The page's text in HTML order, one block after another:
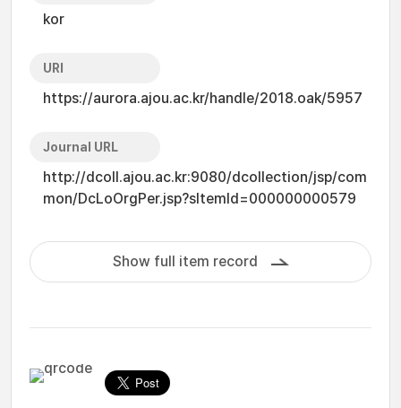
kor
URI
https://aurora.ajou.ac.kr/handle/2018.oak/5957
Journal URL
http://dcoll.ajou.ac.kr:9080/dcollection/jsp/com
mon/DcLoOrgPer.jsp?sItemId=000000000579
Show full item record